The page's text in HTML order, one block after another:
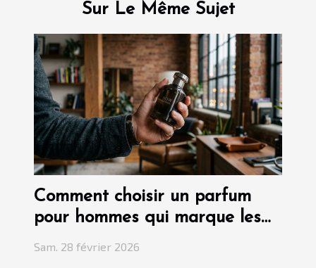
Sur Le Même Sujet
Comment choisir un parfum
pour hommes qui marque les
esprits ?
Sam. 28 février 2026